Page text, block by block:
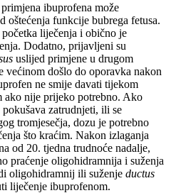
ibuprofena može
funkcije bubrega fetusa.
liječenja i obično je
Dodatno, prijavljeni su
uslijed primjene u drugom
većinom došlo do oporavka nakon
ne smije davati tijekom
ako nije prijeko potrebno. Ako
zatrudnjeti, ili se
tromjesečja, dozu je potrebno
što kraćim. Nakon izlaganja
od 20. tjedna trudnoće nadalje,
praćenje oligohidramnija i suženja
oligohidramnij ili suženje ductus
liječenje ibuprofenom.